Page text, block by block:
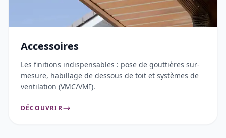
Accessoires
Les finitions indispensables : pose de gouttières sur-
mesure, habillage de dessous de toit et systèmes de
ventilation (VMC/VMI).
DÉCOUVRIR